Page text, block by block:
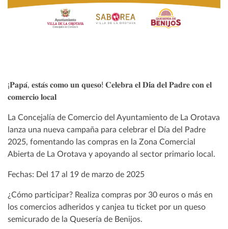
¡𝐏𝐚𝐩𝐚́, 𝐞𝐬𝐭𝐚́𝐬 𝐜𝐨𝐦𝐨 𝐮𝐧 𝐪𝐮𝐞𝐬𝐨! 𝐂𝐞𝐥𝐞𝐛𝐫𝐚 𝐞𝐥 𝐃𝐢́𝐚 𝐝𝐞𝐥 𝐏𝐚𝐝𝐫𝐞 𝐜𝐨𝐧 𝐞𝐥
𝐜𝐨𝐦𝐞𝐫𝐜𝐢𝐨 𝐥𝐨𝐜𝐚𝐥
La Concejalía de Comercio del Ayuntamiento de La Orotava
lanza una nueva campaña para celebrar el Día del Padre
2025, fomentando las compras en la Zona Comercial
Abierta de La Orotava y apoyando al sector primario local.
Fechas: Del 17 al 19 de marzo de 2025
¿Cómo participar? Realiza compras por 30 euros o más en
los comercios adheridos y canjea tu ticket por un queso
semicurado de la Quesería de Benijos.